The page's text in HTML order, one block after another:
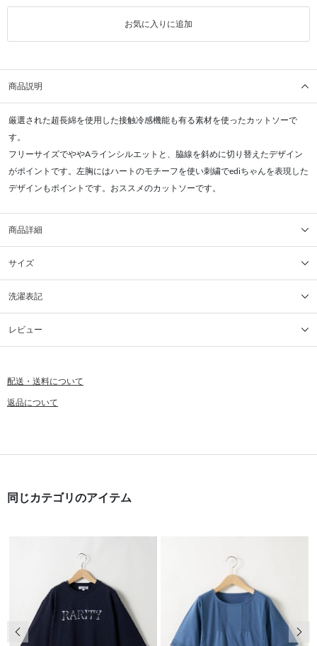
お気に入りに追加
商品説明
厳選された超長綿を使用した接触冷感機能も有る素材を使ったカットソーで
す。
フリーサイズでややAラインシルエットと、脇線を斜めに切り替えたデザイン
がポイントです。左胸にはハートのモチーフを使い刺繍でediちゃんを表現した
デザインもポイントです。おススメのカットソーです。
商品詳細
サイズ
洗濯表記
レビュー
配送・送料について
返品について
同じカテゴリのアイテム
前の画像